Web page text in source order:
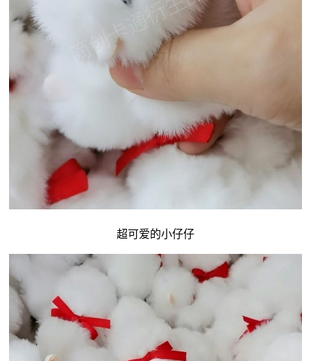
超可爱的小仔仔